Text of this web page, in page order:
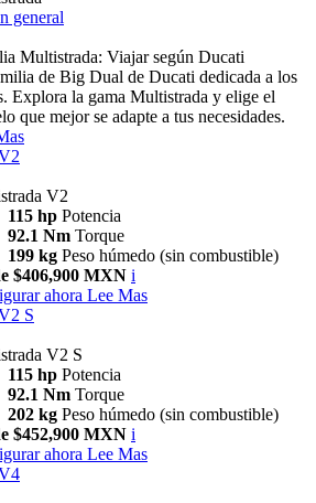
general
Multistrada: Viajar según Ducati
de Big Dual de Ducati dedicada a los
Explora la gama Multistrada y elige el
que mejor se adapte a tus necesidades.
V2
115 hp Potencia
92.1 Nm Torque
199 kg Peso húmedo (sin combustible)
$406,900 MXN i
ahora Lee Mas
S
V2 S
115 hp Potencia
92.1 Nm Torque
202 kg Peso húmedo (sin combustible)
$452,900 MXN i
ahora Lee Mas